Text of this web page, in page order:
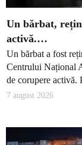
Un bărbat,
activă.…
Un bărbat a fost
Centrului Național
de corupere activă.
7 august 2026